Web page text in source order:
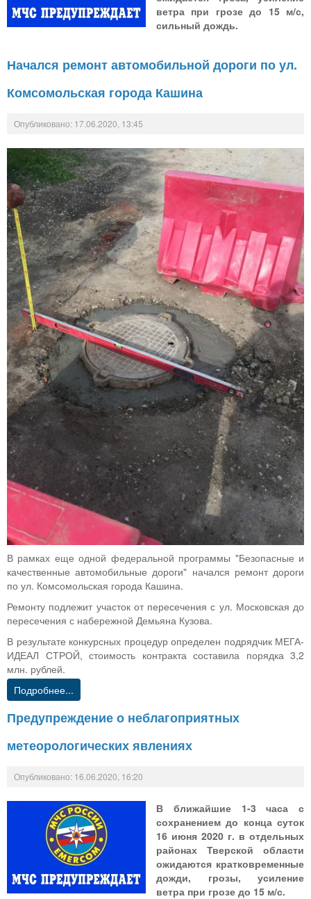
ветра при грозе до 15 м/с,
сильный дождь.
Начался ремонт автомобильной дороги по ул.
Комсомольская города Кашина
Опубликовано: 17.06.2020, 13:45
В рамках еще одной федеральной программы "Безопасные и
качественные автомобильные дороги" начался ремонт дороги
по ул. Комсомольская города Кашина.
Ремонту подлежит участок от пересечения с ул. Московская до
пересечения с набережной Демьяна Кузова.
В результате конкурсных процедур определен подрядчик МЕГА-
ИДЕАЛ СТРОЙ, стоимость контракта составила порядка 3,2
млн. рублей.
Подробнее...
Предупреждение о неблагоприятных
метеорологических явлениях
Опубликовано: 16.06.2020, 16:20
В ближайшие 1-3 часа с
сохранением до конца суток
16 июня 2020 г. в отдельных
районах Тверской области
ожидаются кратковременные
дожди, грозы, усиление
ветра при грозе до 15 м/с.